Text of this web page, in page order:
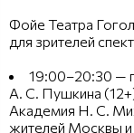
Фойе Театра
для зрителей
19:00–20:30 —
А. С. Пушкина
Академия Н. С.
жителей Москвы